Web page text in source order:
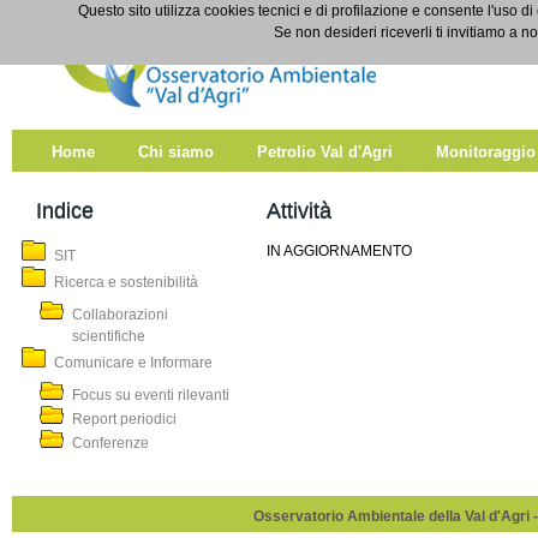
Salta al contenuto
Attività
Home Chi siamo Petrolio Val d'Agri Monitoraggio
Indice
SIT
Ricerca e sostenibilità
Collaborazioni
scientifiche
Comunicare e Informare
Focus su eventi rilevanti
Report periodici
Conferenze
Attività
IN AGGIORNAMENTO
Osservatorio Ambientale della Val d'Agri
Questo sito utilizza cookies tecnici e di profilazione e consente l'uso
Se non desideri riceverli ti invitiamo a